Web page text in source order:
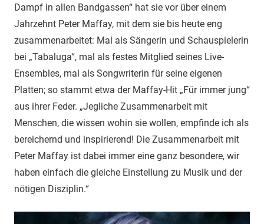
Dampf in allen Bandgassen“ hat sie vor über einem
Jahrzehnt Peter Maffay, mit dem sie bis heute eng
zusammenarbeitet: Mal als Sängerin und Schauspielerin
bei „Tabaluga“, mal als festes Mitglied seines Live-
Ensembles, mal als Songwriterin für seine eigenen
Platten; so stammt etwa der Maffay-Hit „Für immer jung“
aus ihrer Feder. „Jegliche Zusammenarbeit mit
Menschen, die wissen wohin sie wollen, empfinde ich als
bereichernd und inspirierend! Die Zusammenarbeit mit
Peter Maffay ist dabei immer eine ganz besondere, wir
haben einfach die gleiche Einstellung zu Musik und der
nötigen Disziplin.“